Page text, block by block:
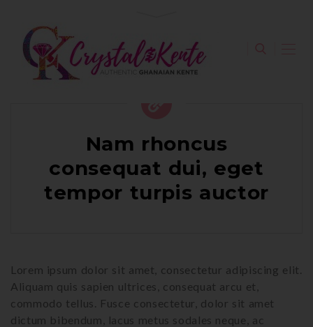
Nam rhoncus
consequat dui, eget
tempor turpis auctor
Lorem ipsum dolor sit amet, consectetur adipiscing elit.
Aliquam quis sapien ultrices, consequat arcu et,
commodo tellus. Fusce consectetur, dolor sit amet
dictum bibendum, lacus metus sodales neque, ac